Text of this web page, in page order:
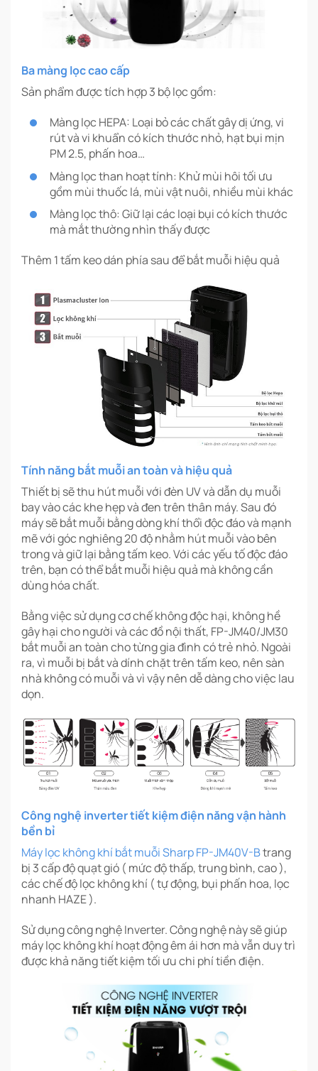
Ba màng lọc cao cấp
Sản phẩm được tích hợp 3 bộ lọc gồm:
Màng lọc HEPA: Loại bỏ các chất gây dị ứng, vi
rút và vi khuẩn có kích thước nhỏ, hạt bụi mịn
PM 2.5, phấn hoa…
Màng lọc than hoạt tính: Khử mùi hôi tối ưu
gồm mùi thuốc lá, mùi vật nuôi, nhiều mùi khác
Màng lọc thô: Giữ lại các loại bụi có kích thước
mà mắt thường nhìn thấy được
Thêm 1 tấm keo dán phía sau để bắt muỗi hiệu quả
Tính năng bắt muỗi an toàn và hiệu quả
Thiết bị sẽ thu hút muỗi với đèn UV và dẫn dụ muỗi
bay vào các khe hẹp và đen trên thân máy. Sau đó
máy sẽ bắt muỗi bằng dòng khí thổi độc đáo và mạnh
mẽ với góc nghiêng 20 độ nhằm hút muỗi vào bên
trong và giữ lại bằng tấm keo. Với các yếu tố độc đáo
trên, bạn có thể bắt muỗi hiệu quả mà không cần
dùng hóa chất.
Bằng việc sử dụng cơ chế không độc hại, không hề
gây hại cho người và các đồ nội thất, FP-JM40/JM30
bắt muỗi an toàn cho từng gia đình có trẻ nhỏ. Ngoài
ra, vì muỗi bị bắt và dính chặt trên tấm keo, nên sàn
nhà không có muỗi và vì vậy nên dễ dàng cho việc lau
dọn.
Công nghệ inverter tiết kiệm điện năng vận hành
bền bỉ
Máy lọc không khí bắt muỗi Sharp FP-JM40V-Btrang
bị 3 cấp độ quạt gió ( mức độ thấp, trung bình, cao ),
các chế độ lọc không khí ( tự động, bụi phấn hoa, lọc
nhanh HAZE ).
Sử dụng công nghệ Inverter. Công nghệ này sẽ giúp
máy lọc không khí hoạt động êm ái hơn mà vẫn duy trì
được khả năng tiết kiệm tối ưu chi phí tiền điện.